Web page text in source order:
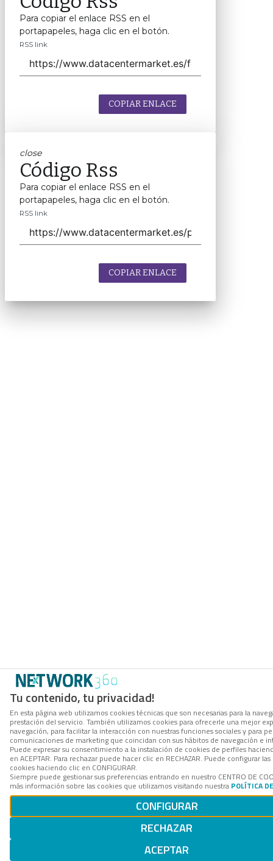
Tu contenido, tu privacidad!
En esta página web utilizamos cookies técnicas que son necesarias para la
prestación del servicio. También utilizamos cookies para ofrecerle una mejor
navegación, para facilitar la interacción con nuestras funciones sociales y para
comunicaciones de marketing que coincidan con sus hábitos de navegación e
Puede expresar su consentimiento a la instalación de cookies de perfiles
en ACEPTAR. Para rechazar puede hacer clic en RECHAZAR. Puede configurar
cookies haciendo clic en CONFIGURAR.
Siempre puede gestionar sus preferencias entrando en nuestro CENTRO DE
más información sobre las cookies que utilizamos visitando nuestra POLÍTICA
CONFIGURAR
RECHAZAR
ACEPTAR
Para copiar el enlace RSS en el
portapapeles, haga clic en el botón.
RSS link
COPIAR ENLACE
close
Código Rss
Para copiar el enlace RSS en el
portapapeles, haga clic en el botón.
RSS link
COPIAR ENLACE